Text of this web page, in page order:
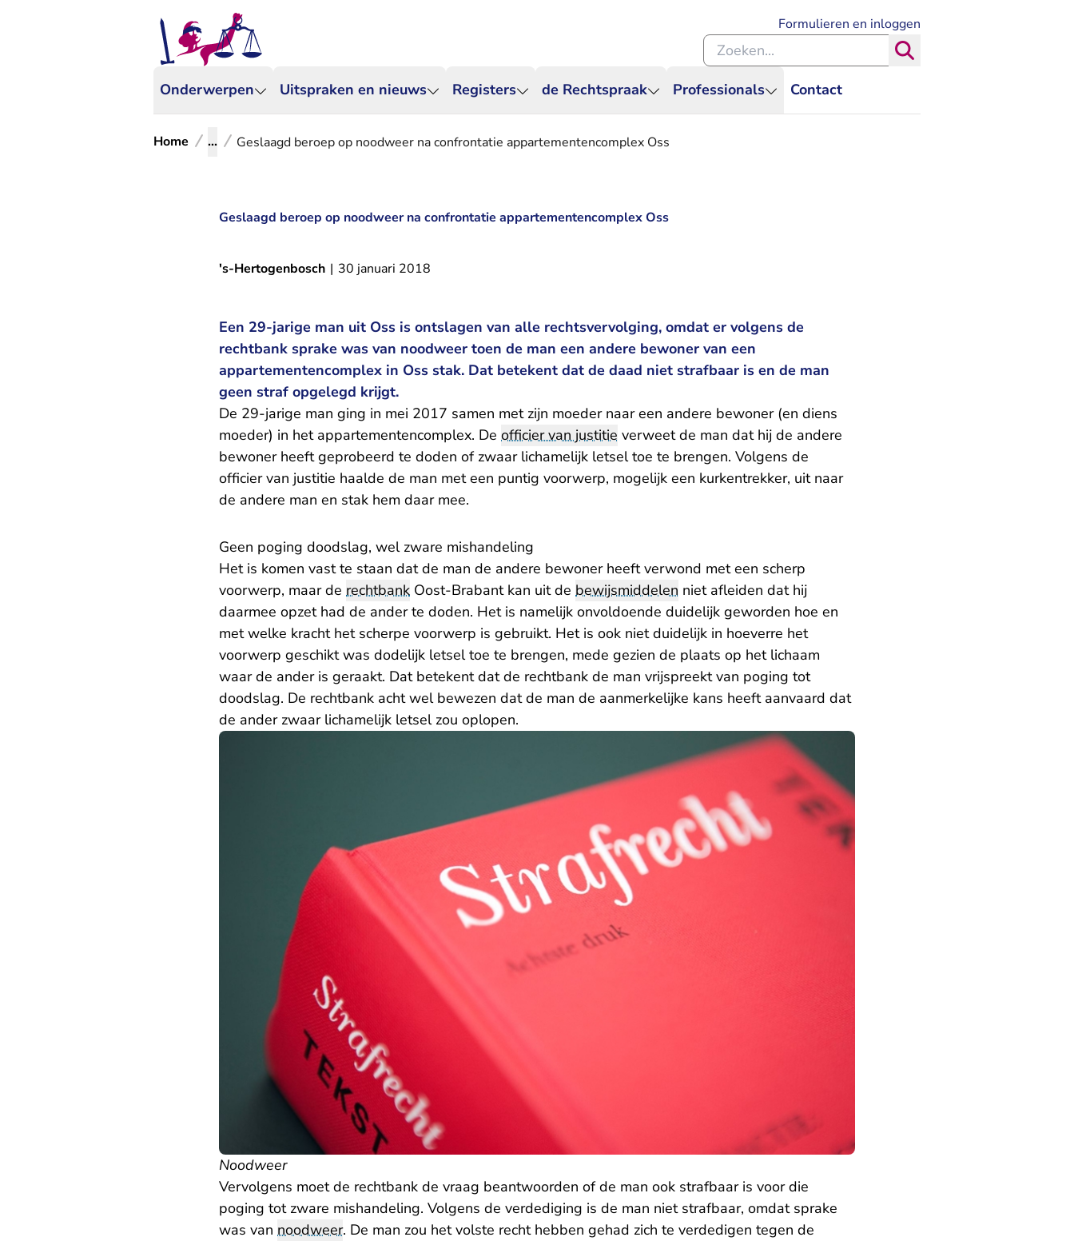
Onderwerpen Uitspraken en nieuws Registers de Rechtspraak Professionals Contact
Formulieren en inloggen
Zoeken binnen de Rechtspraak
Home ... Geslaagd beroep op noodweer na confrontatie appartementencomplex Oss
Geslaagd beroep op noodweer na confrontatie appartementencomplex Oss
's-Hertogenbosch | 30 januari 2018
Een 29-jarige man uit Oss is ontslagen van alle rechtsvervolging, omdat er volgens de
rechtbank sprake was van noodweer toen de man een andere bewoner van een
appartementencomplex in Oss stak. Dat betekent dat de daad niet strafbaar is en de man
geen straf opgelegd krijgt.
De 29-jarige man ging in mei 2017 samen met zijn moeder naar een andere bewoner (en diens
moeder) in het appartementencomplex. De officier van justitie verweet de man dat hij de andere
bewoner heeft geprobeerd te doden of zwaar lichamelijk letsel toe te brengen. Volgens de
officier van justitie haalde de man met een puntig voorwerp, mogelijk een kurkentrekker, uit naar
de andere man en stak hem daar mee.
Geen poging doodslag, wel zware mishandeling
Het is komen vast te staan dat de man de andere bewoner heeft verwond met een scherp
voorwerp, maar de rechtbank Oost-Brabant kan uit de bewijsmiddelen niet afleiden dat hij
daarmee opzet had de ander te doden. Het is namelijk onvoldoende duidelijk geworden hoe en
met welke kracht het scherpe voorwerp is gebruikt. Het is ook niet duidelijk in hoeverre het
voorwerp geschikt was dodelijk letsel toe te brengen, mede gezien de plaats op het lichaam
waar de ander is geraakt. Dat betekent dat de rechtbank de man vrijspreekt van poging tot
doodslag. De rechtbank acht wel bewezen dat de man de aanmerkelijke kans heeft aanvaard dat
de ander zwaar lichamelijk letsel zou oplopen.
Noodweer
Vervolgens moet de rechtbank de vraag beantwoorden of de man ook strafbaar is voor die
poging tot zware mishandeling. Volgens de verdediging is de man niet strafbaar, omdat sprake
was van noodweer. De man zou het volste recht hebben gehad zich te verdedigen tegen de